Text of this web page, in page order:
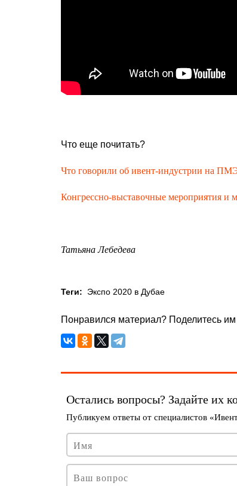
Что еще почитать?
Что говорили об ивент-индустрии на
Конгрессно-выставочные мероприятия
Татьяна Лебедева
Теги: Экспо 2020 в Дубае
Понравился материал? Поделитесь им